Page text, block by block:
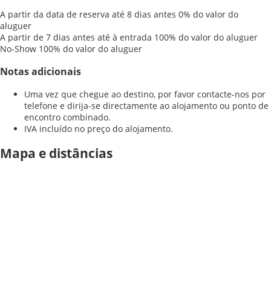
A partir da data de reserva até 8 dias antes 0% do valor do
aluguer
A partir de 7 dias antes até à entrada 100% do valor do aluguer
No-Show 100% do valor do aluguer
Notas adicionais
Uma vez que chegue ao destino, por favor contacte-nos por
telefone e dirija-se directamente ao alojamento ou ponto de
encontro combinado.
IVA incluído no preço do alojamento.
Mapa e distâncias